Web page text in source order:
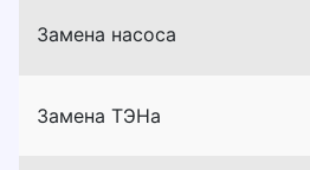
Замена насоса
Замена ТЭНа